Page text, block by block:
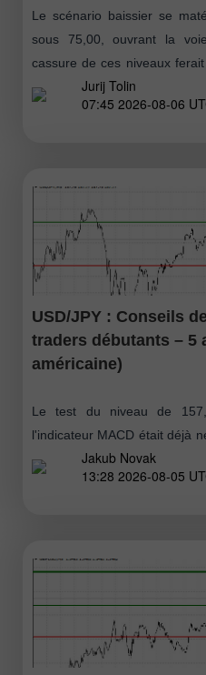
Le scénario baissier se
sous 75,00, ouvrant la
cassure de ces niveaux
zone
Jurij Tolin
07:45 2026-08-06
USD/JPY : Conseils
traders débutants – 5
américaine)
Le test du niveau de
l'indicateur MACD était déjà
la ligne zéro, ce qui a
supplémentaire
Jakub Novak
13:28 2026-08-05